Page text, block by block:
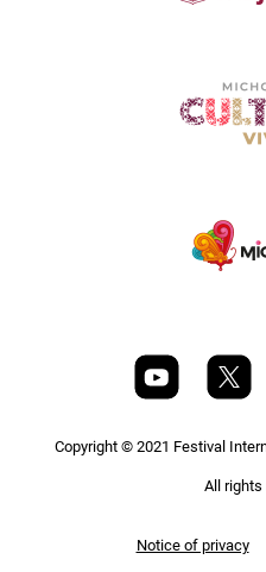
Copyright © 2021 Festival
All rights
Notice of privacy